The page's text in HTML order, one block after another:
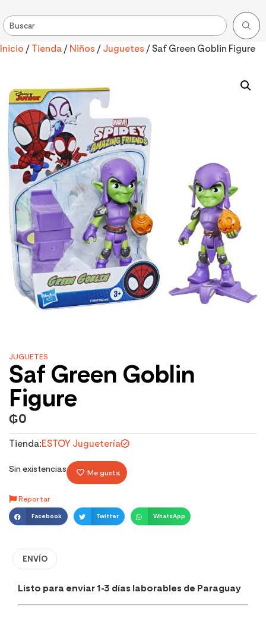
Inicio / Tienda / Niños / Juguetes / Saf Green Goblin Figure
JUGUETES
Saf Green Goblin
Figure
₲0
Tienda:ESTOY Juguetería
Sin existencias Me gusta
Reportar
Facebook Twitter WhatsApp
ENVÍO
Listo para enviar 1-3 días laborables de Paraguay